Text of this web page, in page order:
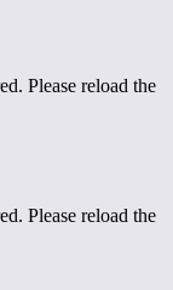
Please reload the
Please reload the